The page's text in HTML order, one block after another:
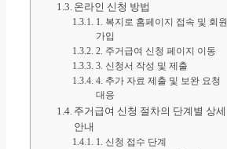
온라인 신청 방법
1. 복지로 홈페이지 접속 및 회원
가입
2. 주거급여 신청 페이지 이동
3. 신청서 작성 및 제출
4. 추가 자료 제출 및 보완 요청
대응
주거급여 신청 절차의 단계별 상세
안내
1. 신청 접수 단계